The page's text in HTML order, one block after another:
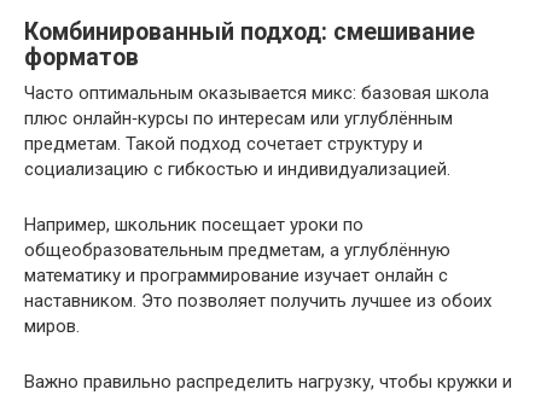
Комбинированный подход: смешивание
форматов
Часто оптимальным оказывается микс: базовая школа
плюс онлайн‑курсы по интересам или углублённым
предметам. Такой подход сочетает структуру и
социализацию с гибкостью и индивидуализацией.
Например, школьник посещает уроки по
общеобразовательным предметам, а углублённую
математику и программирование изучает онлайн с
наставником. Это позволяет получить лучшее из обоих
миров.
Важно правильно распределить нагрузку, чтобы кружки и